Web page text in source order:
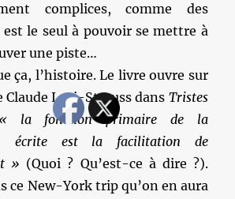
complices, comme des
est le seul à pouvoir se mettre à
une piste…
ça, l’histoire. Le livre ouvre sur
Levi-Strauss dans Tristes
« la fonction primaire de la
écrite est la facilitation de
» (Quoi ? Qu’est-ce à dire ?).
ce New-York trip qu’on en aura